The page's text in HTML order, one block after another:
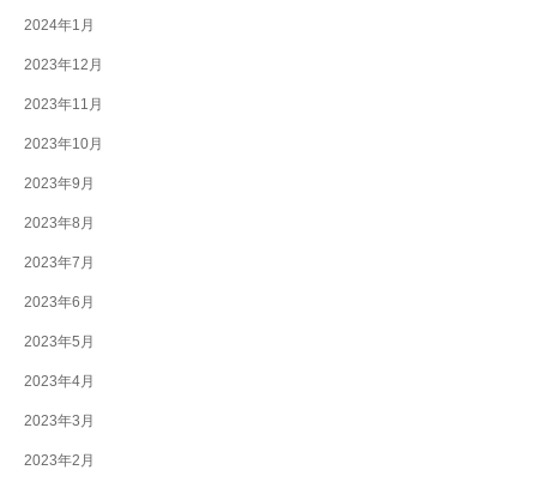
2024年1月
2023年12月
2023年11月
2023年10月
2023年9月
2023年8月
2023年7月
2023年6月
2023年5月
2023年4月
2023年3月
2023年2月